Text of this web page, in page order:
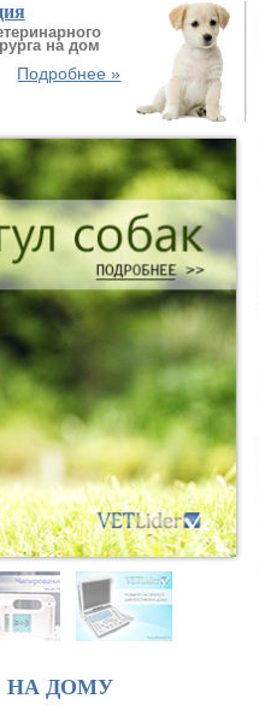
на дом
Подробнее »
НА ДОМУ